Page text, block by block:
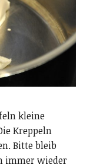
kleine
Kreppeln
Bitte bleib
immer wieder